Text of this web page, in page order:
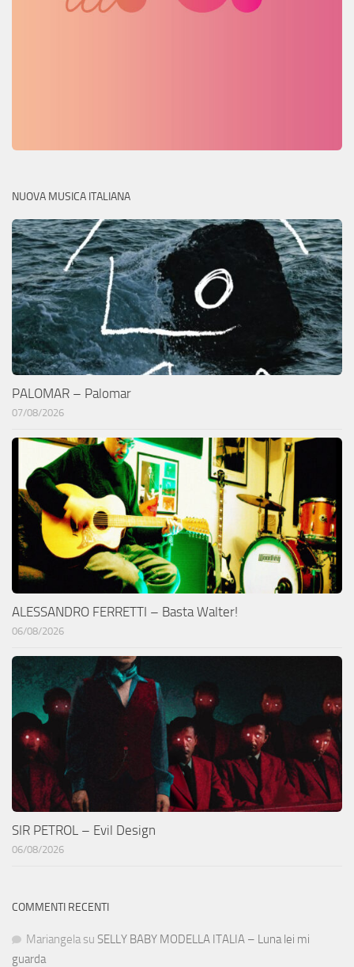
NUOVA MUSICA ITALIANA
PALOMAR – Palomar
07/08/2026
ALESSANDRO FERRETTI – Basta Walter!
06/08/2026
SIR PETROL – Evil Design
06/08/2026
COMMENTI RECENTI
Mariangela su SELLY BABY MODELLA ITALIA – Luna lei mi
guarda